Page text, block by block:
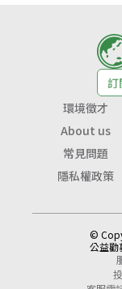
訂
環境徵才
About us
常見問題
隱私權政策
©
公益勸